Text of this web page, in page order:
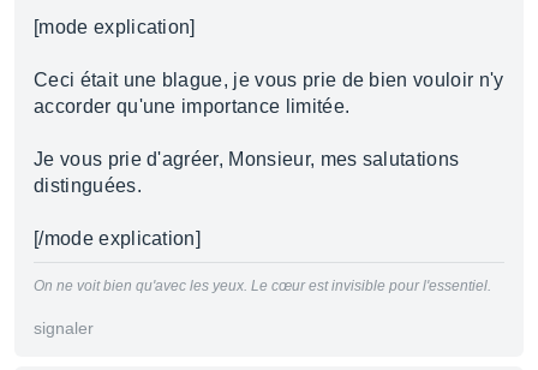
[mode explication]
Ceci était une blague, je vous prie de bien vouloir n'y
accorder qu'une importance limitée.
Je vous prie d'agréer, Monsieur, mes salutations
distinguées.
[/mode explication]
On ne voit bien qu'avec les yeux. Le cœur est invisible pour l'essentiel.
signaler